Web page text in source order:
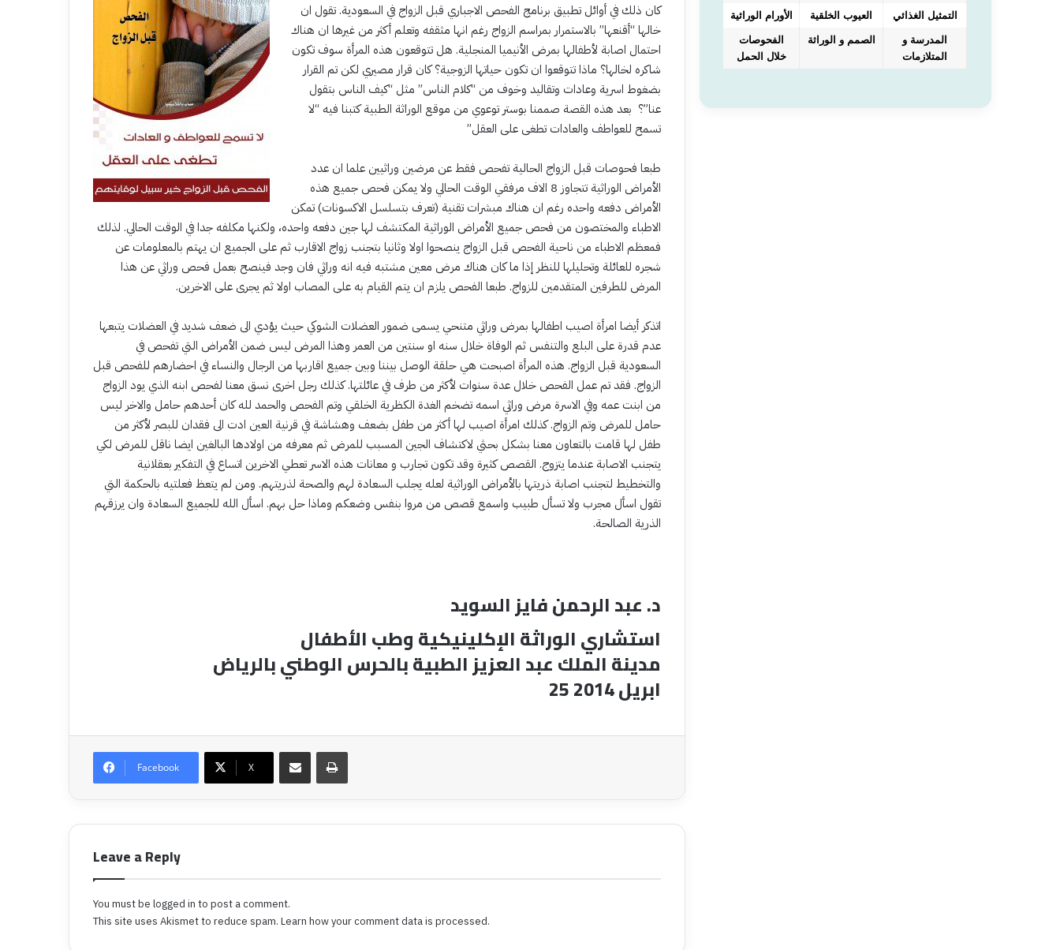
كان ذلك في أوائل تطبيق برنامج الفحص الاجباري قبل الزواج في السعودية. تقول ان
خالها “أقنعها” بالاستمرار بمراسم الزواج رغم انها مثقفه وتعلم أكثر من غيرها ان هناك
احتمال اصابة لأطفالها بمرض الأنيميا المنجلية. هل تتوقعون هذه المرأة سوف تكون
شاكره لخالها؟ ماذا تتوقعوا ان تكون حياتها الزوجية؟ كان قرار مصيري لكن تم القرار
بضغوط اسرية وعادات وتقاليد وخوف من “كلام الناس” مثل “كيف الناس بتقول
عنا”؟ بعد هذه القصة صممنا بوستر توعوي من موقع الوراثة الطبية كتبنا فيه “لا
تسمح للعواطف والعادات تطغى على العقل”
طبعا فحوصات قبل الزواج الحالية تفحص فقط عن مرضين وراثيين علما ان عدد
الأمراض الوراثية تتجاوز 8 الاف مرفقي الوقت الحالي ولا يمكن فحص جميع هذه
الأمراض دفعه واحده رغم ان هناك مبشرات تقنية (تعرف بتسلسل الاكسونات) تمكن
الاطباء والمختصون من فحص جميع الأمراض الوراثية المكتشف لها جين دفعه واحده، ولكنها مكلفه جدا في الوقت الحالي. لذلك
فمعظم الاطباء من ناحية الفحص قبل الزواج ينصحوا اولا وثانيا بتجنب زواج الاقارب ثم على الجميع ان يهتم بالمعلومات عن
شجره للعائلة وتحليلها للنظر إذا ما كان هناك مرض معين مشتبه فيه انه وراثي فان وجد فينصح بعمل فحص وراثي عن هذا
المرض للطرفين المتقدمين للزواج. طبعا الفحص يلزم ان يتم القيام به على المصاب اولا ثم يجرى على الاخرين.
اتذكر أيضا امرأة اصيب اطفالها بمرض وراثي متنحي يسمى ضمور العضلات الشوكي حيث يؤدي الى ضعف شديد في العضلات يتبعها
عدم قدرة على البلع والتنفس ثم الوفاة خلال سنه او سنتين من العمر وهذا المرض ليس ضمن الأمراض التي تفحص في
السعودية قبل الزواج. هذه المرأة اصبحت هي حلقة الوصل بيننا وبين جميع اقاربها من الرجال والنساء في احضارهم للفحص قبل
الزواج. فقد تم عمل الفحص خلال عدة سنوات لأكثر من طرف في عائلتها. كذلك رجل اخرى نسق معنا لفحص ابنه الذي يود الزواج
من ابنت عمه وفي الاسرة مرض وراثي اسمه تضخم الغدة الكظرية الخلقي وتم الفحص والحمد لله كان أحدهم حامل والاخر ليس
حامل للمرض وتم الزواج. كذلك امرأة اصيب لها أكثر من طفل بضعف وهشاشة في قرنية العين ادت الى فقدان للبصر لأكثر من
طفل لها قامت بالتعاون معنا بشكل بحثي لاكتشاف الجين المسبب للمرض ثم معرفه من اولادها البالغين ايضا ناقل للمرض لكي
يتجنب الاصابة عندما يتزوج. القصص كثيرة وقد تكون تجارب و معانات هذه الاسر تعطي الاخرين اتساع في التفكير بعقلانية
والتخطيط لتجنب اصابة ذريتها بالأمراض الوراثية لعله يجلب السعادة لهم والصحة لذريتهم. ومن لم يتعظ فعلتيه بالحكمة التي
تقول اسأل مجرب ولا تسأل طبيب واسمع قصص من مروا بنفس وضعكم وماذا حل بهم. اسأل الله للجميع السعادة وان يرزقهم
الذرية الصالحة.
د. عبد الرحمن فايز السويد
استشاري الوراثة الإكلينيكية وطب الأطفال
مدينة الملك عبد العزيز الطبية بالحرس الوطني بالرياض
25 ابريل 2014
Facebook X
Share via Email Print
Leave a Reply
You must be logged in to post a comment.
This site uses Akismet to reduce spam. Learn how your comment data is processed.
الأورام الوراثية العيوب الخلقية التمثيل الغذائي
الفحوصات
خلال الحمل
الصمم و الوراثة
المدرسة و
المتلازمات